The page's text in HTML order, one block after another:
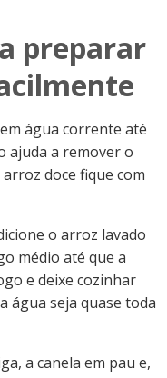
preparar
água corrente até
ajuda a remover o
doce fique com
o arroz lavado
médio até que a
e deixe cozinhar
água seja quase toda
a canela em pau e,